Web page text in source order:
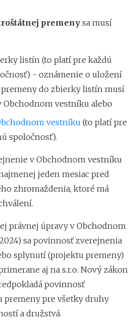
premenysa musí
listín (to platí pre každú
- oznámenie o uložení
do zbierky listín musí
Obchodnom vestníku alebo
vestníku (to platí pre
spoločnosť).
v Obchodnom vestníku
jeden mesiac pred
zhromaždenia, ktoré má
právnej úpravy v Obchodnom
sa povinnosť zverejnenia
splynutí (projektu premeny)
aj na s.r.o. Nový zákon
povinnosť
premeny pre všetky druhy
a družstvá.